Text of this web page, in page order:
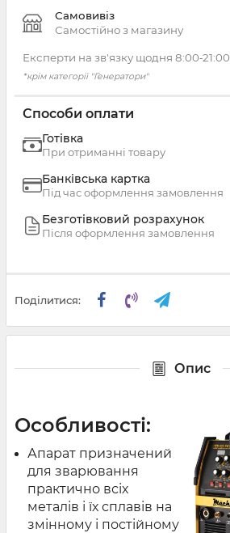
Самовивіз
Самостійно з магазину
Експерти на зв'язку щодня 8:00‑21:00
*крім категорії "Генератори"
Способи оплати
Готівка
При отриманні товару
Банківська картка
Під час оформлення замовлення
Безготівковий розрахунок
Після оформлення замовлення
Поділитися:
Опис
Особливості:
Апарат призначений
для зварювання
практично всіх
металів і їх сплавів на
змінному і постійному